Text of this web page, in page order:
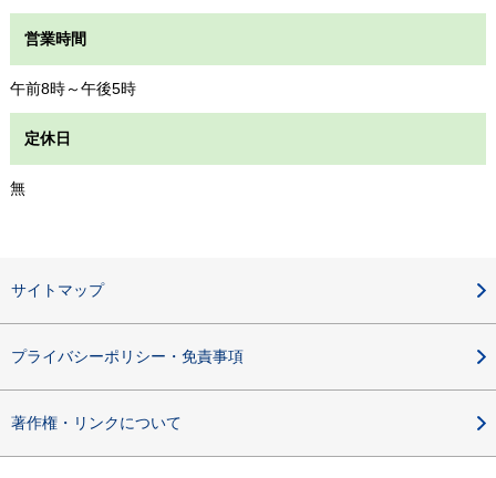
営業時間
午前8時～午後5時
定休日
無
サイトマップ
プライバシーポリシー・免責事項
著作権・リンクについて